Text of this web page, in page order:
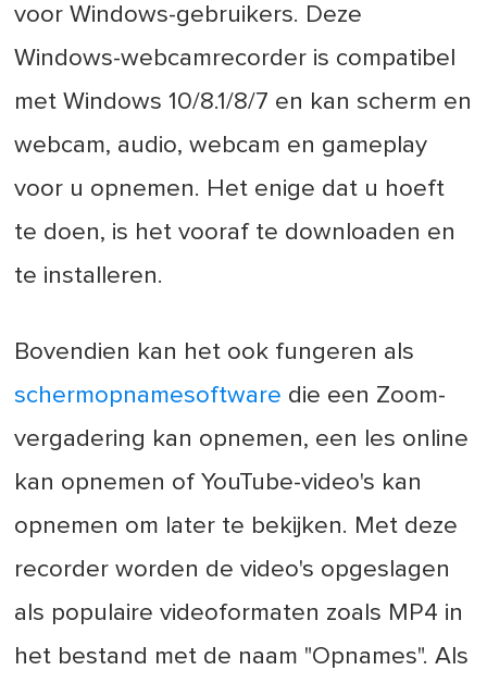
voor Windows-gebruikers. Deze
Windows-webcamrecorder is compatibel
met Windows 10/8.1/8/7 en kan scherm en
webcam, audio, webcam en gameplay
voor u opnemen. Het enige dat u hoeft
te doen, is het vooraf te downloaden en
te installeren.
Bovendien kan het ook fungeren als
schermopnamesoftware die een Zoom-
vergadering kan opnemen, een les online
kan opnemen of YouTube-video's kan
opnemen om later te bekijken. Met deze
recorder worden de video's opgeslagen
als populaire videoformaten zoals MP4 in
het bestand met de naam "Opnames". Als